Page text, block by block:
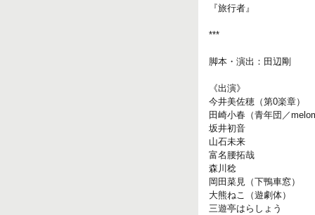
『旅行者』
***
脚本・演出：田辺剛
《出演》
今井美佐穂（第0楽章）
田崎小春（青年団／
坂井初音
山石未来
富名腰拓哉
森川稔
岡田菜見（下鴨車窓）
大熊ねこ（遊劇体）
三遊亭はらしょう